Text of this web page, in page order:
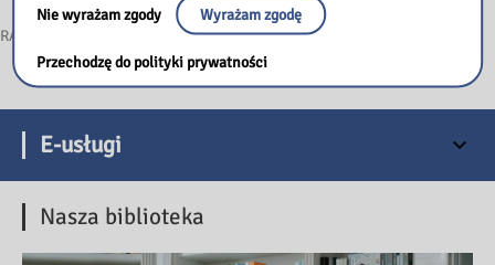
RAZEM ZADBAJMY O NASZE WSPÓLNE BEZPIECZEŃSTWO I ZDROWIE
E-usługi
Nasza biblioteka
Nie wyrażam zgody Wyrażam zgodę
Przechodzę do polityki prywatności